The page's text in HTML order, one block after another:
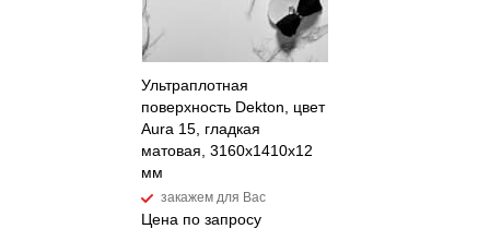
Ультраплотная
поверхность Dekton, цвет
Aura 15, гладкая
матовая, 3160x1410x12
мм
закажем для Вас
Цена по запросу